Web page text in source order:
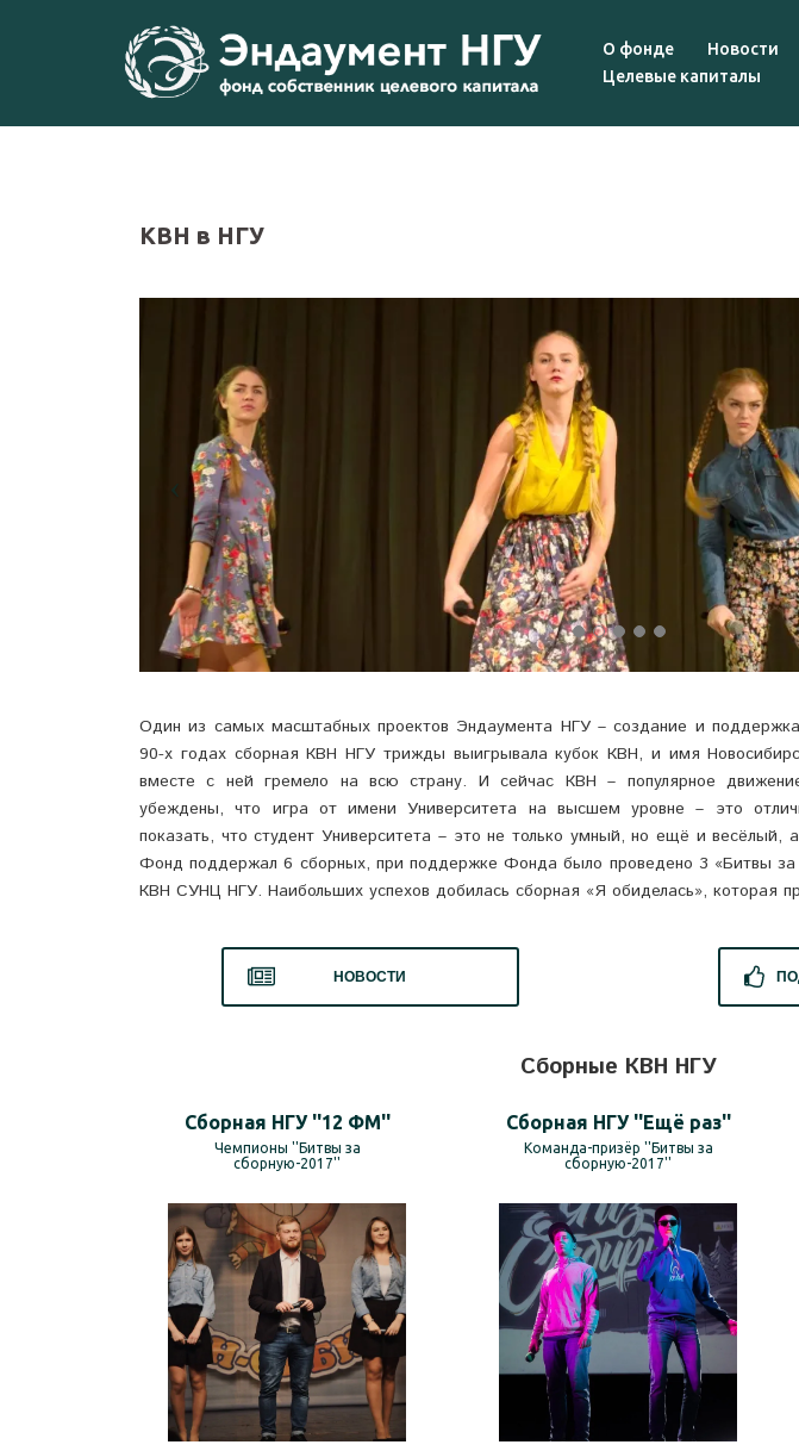
О фонде Новости
Целевые капиталы
КВН в НГУ
Один из самых масштабных проектов Эндаумента НГУ – создание и
90-х годах сборная КВН НГУ трижды выигрывала кубок КВН, и имя
вместе с ней гремело на всю страну. И сейчас КВН – популярное
убеждены, что игра от имени Университета на высшем уровне – это
показать, что студент Университета – это не только умный, но ещё и весёлый,
Фонд поддержал 6 сборных, при поддержке Фонда было проведено 3 «Битвы за
КВН СУНЦ НГУ. Наибольших успехов добилась сборная «Я обиделась», которая
НОВОСТИ
Сборные КВН НГУ
Сборная НГУ ''12 ФМ''
Чемпионы ''Битвы за
сборную-2017''
Сборная НГУ ''Ещё раз''
Команда-призёр ''Битвы за
сборную-2017''